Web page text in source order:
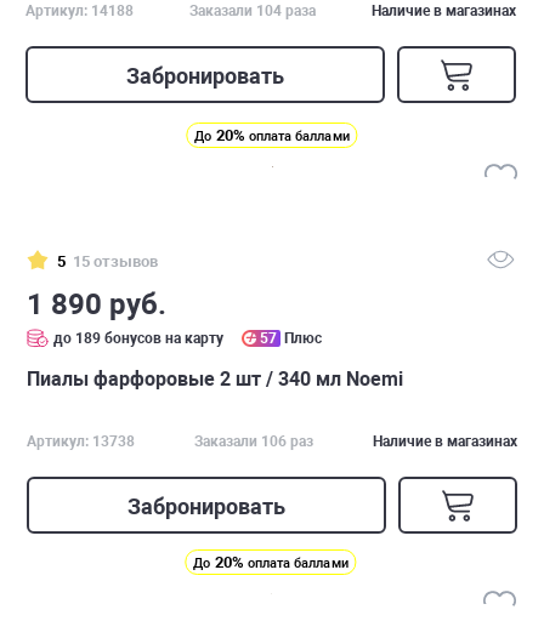
Артикул: 14188 Заказали 104 раза Наличие в магазинах
Забронировать
До 20% оплата баллами
5 15 отзывов
1 890 руб.
до 189 бонусов на карту 57 Плюс
Пиалы фарфоровые 2 шт / 340 мл Noemi
Артикул: 13738 Заказали 106 раз Наличие в магазинах
Забронировать
До 20% оплата баллами